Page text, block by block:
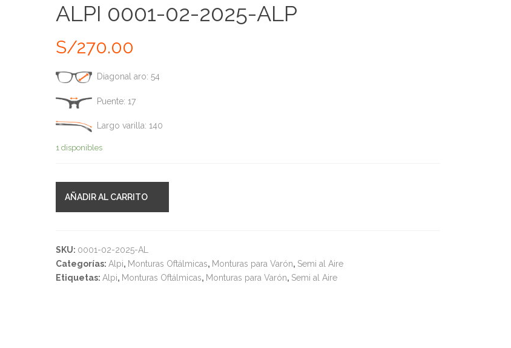
ALPI 0001-02-2025-ALP
S/270.00
Diagonal aro: 54
Puente: 17
Largo varilla: 140
1 disponibles
AÑADIR AL CARRITO
SKU: 0001-02-2025-AL
Categorías: Alpi, Monturas Oftálmicas, Monturas para Varón, Semi al Aire
Etiquetas: Alpi, Monturas Oftálmicas, Monturas para Varón, Semi al Aire